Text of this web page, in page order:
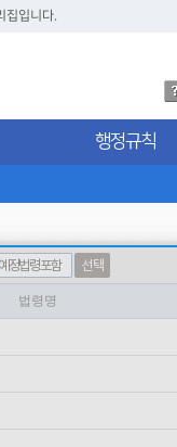
집입니다.
법
령
검
행정규칙
예정법령포함 선택
법령명